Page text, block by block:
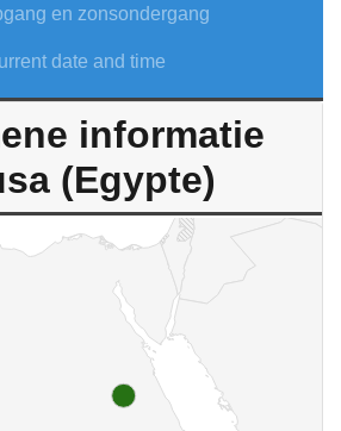
en zonsondergang
date and time
informatie
(Egypte)